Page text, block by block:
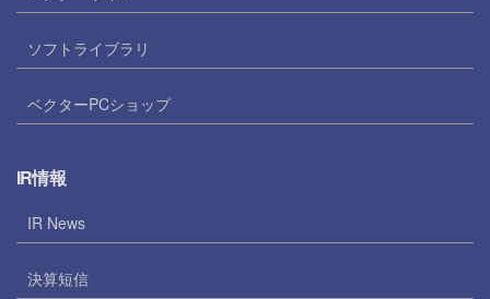
ソフトライブラリ
ベクターPCショップ
IR情報
IR News
決算短信